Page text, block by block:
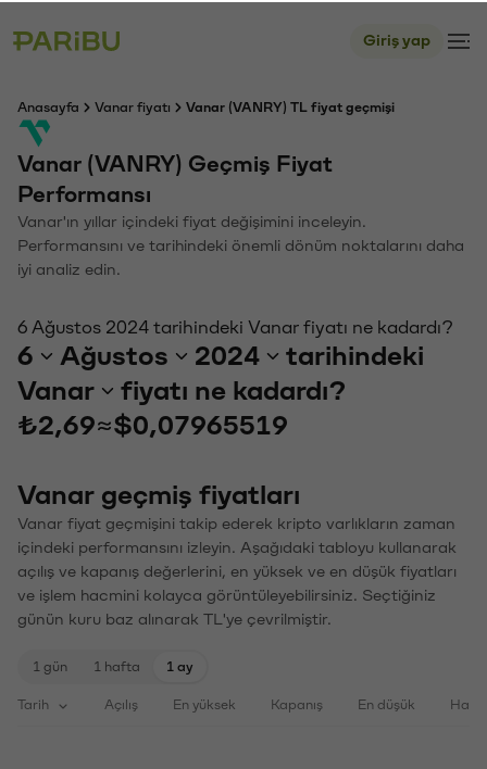
Giriş yap
Anasayfa Vanar fiyatı Vanar (VANRY) TL fiyat geçmişi
Vanar (VANRY) Geçmiş Fiyat
Performansı
Vanar'ın yıllar içindeki fiyat değişimini inceleyin.
Performansını ve tarihindeki önemli dönüm noktalarını daha
iyi analiz edin.
6 Ağustos 2024 tarihindeki Vanar fiyatı ne kadardı?
6 Ağustos 2024
tarihindeki
Vanar
fiyatı ne kadardı?
₺2,69≈$0,07965519
Vanar geçmiş fiyatları
Vanar fiyat geçmişini takip ederek kripto varlıkların zaman
içindeki performansını izleyin. Aşağıdaki tabloyu kullanarak
açılış ve kapanış değerlerini, en yüksek ve en düşük fiyatları
ve işlem hacmini kolayca görüntüleyebilirsiniz. Seçtiğiniz
günün kuru baz alınarak TL'ye çevrilmiştir.
1 gün 1 hafta 1 ay
Tarih Açılış En yüksek Kapanış En düşük